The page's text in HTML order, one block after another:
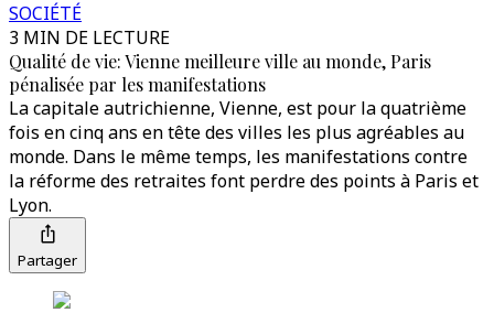
SOCIÉTÉ
3 MIN DE LECTURE
Qualité de vie: Vienne meilleure ville au monde, Paris
pénalisée par les manifestations
La capitale autrichienne, Vienne, est pour la quatrième
fois en cinq ans en tête des villes les plus agréables au
monde. Dans le même temps, les manifestations contre
la réforme des retraites font perdre des points à Paris et
Lyon.
Partager